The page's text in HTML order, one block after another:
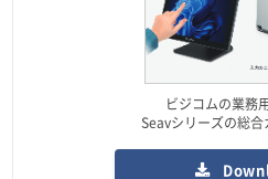
ビジコムの業務
Seavシリーズの総合